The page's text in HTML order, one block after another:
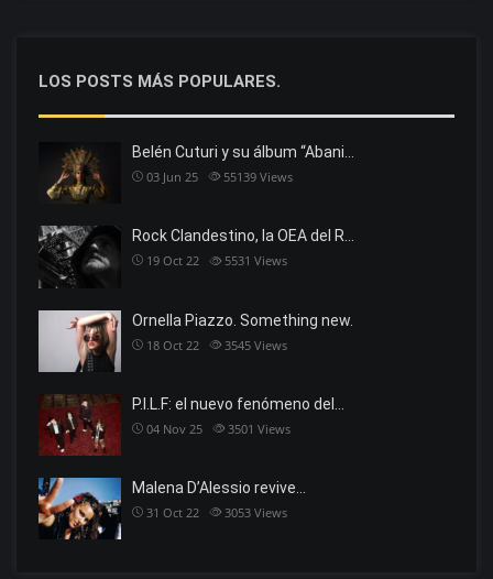
LOS POSTS MÁS POPULARES.
Belén Cuturi y su álbum “Abani…
03 Jun 25 55139 Views
Rock Clandestino, la OEA del R…
19 Oct 22 5531 Views
Ornella Piazzo. Something new.
18 Oct 22 3545 Views
P.I.L.F: el nuevo fenómeno del…
04 Nov 25 3501 Views
Malena D’Alessio revive…
31 Oct 22 3053 Views